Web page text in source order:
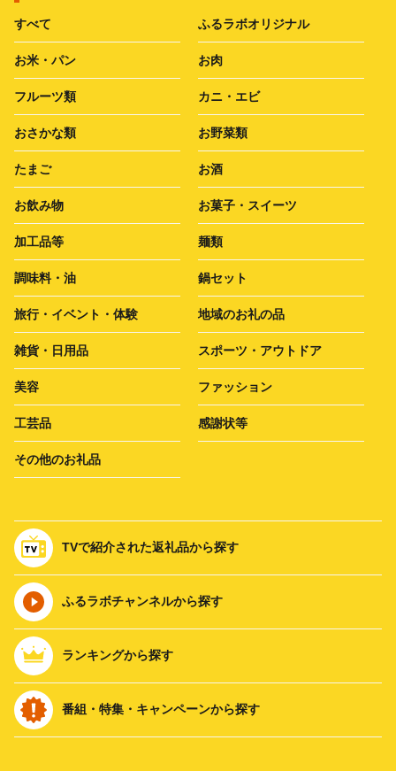
すべて ふるラボオリジナル
お米・パン お肉
フルーツ類 カニ・エビ
おさかな類 お野菜類
たまご お酒
お飲み物 お菓子・スイーツ
加工品等 麺類
調味料・油 鍋セット
旅行・イベント・体験 地域のお礼の品
雑貨・日用品 スポーツ・アウトドア
美容 ファッション
工芸品 感謝状等
その他のお礼品
TVで紹介された返礼品から探す
ふるラボチャンネルから探す
ランキングから探す
番組・特集・キャンペーンから探す